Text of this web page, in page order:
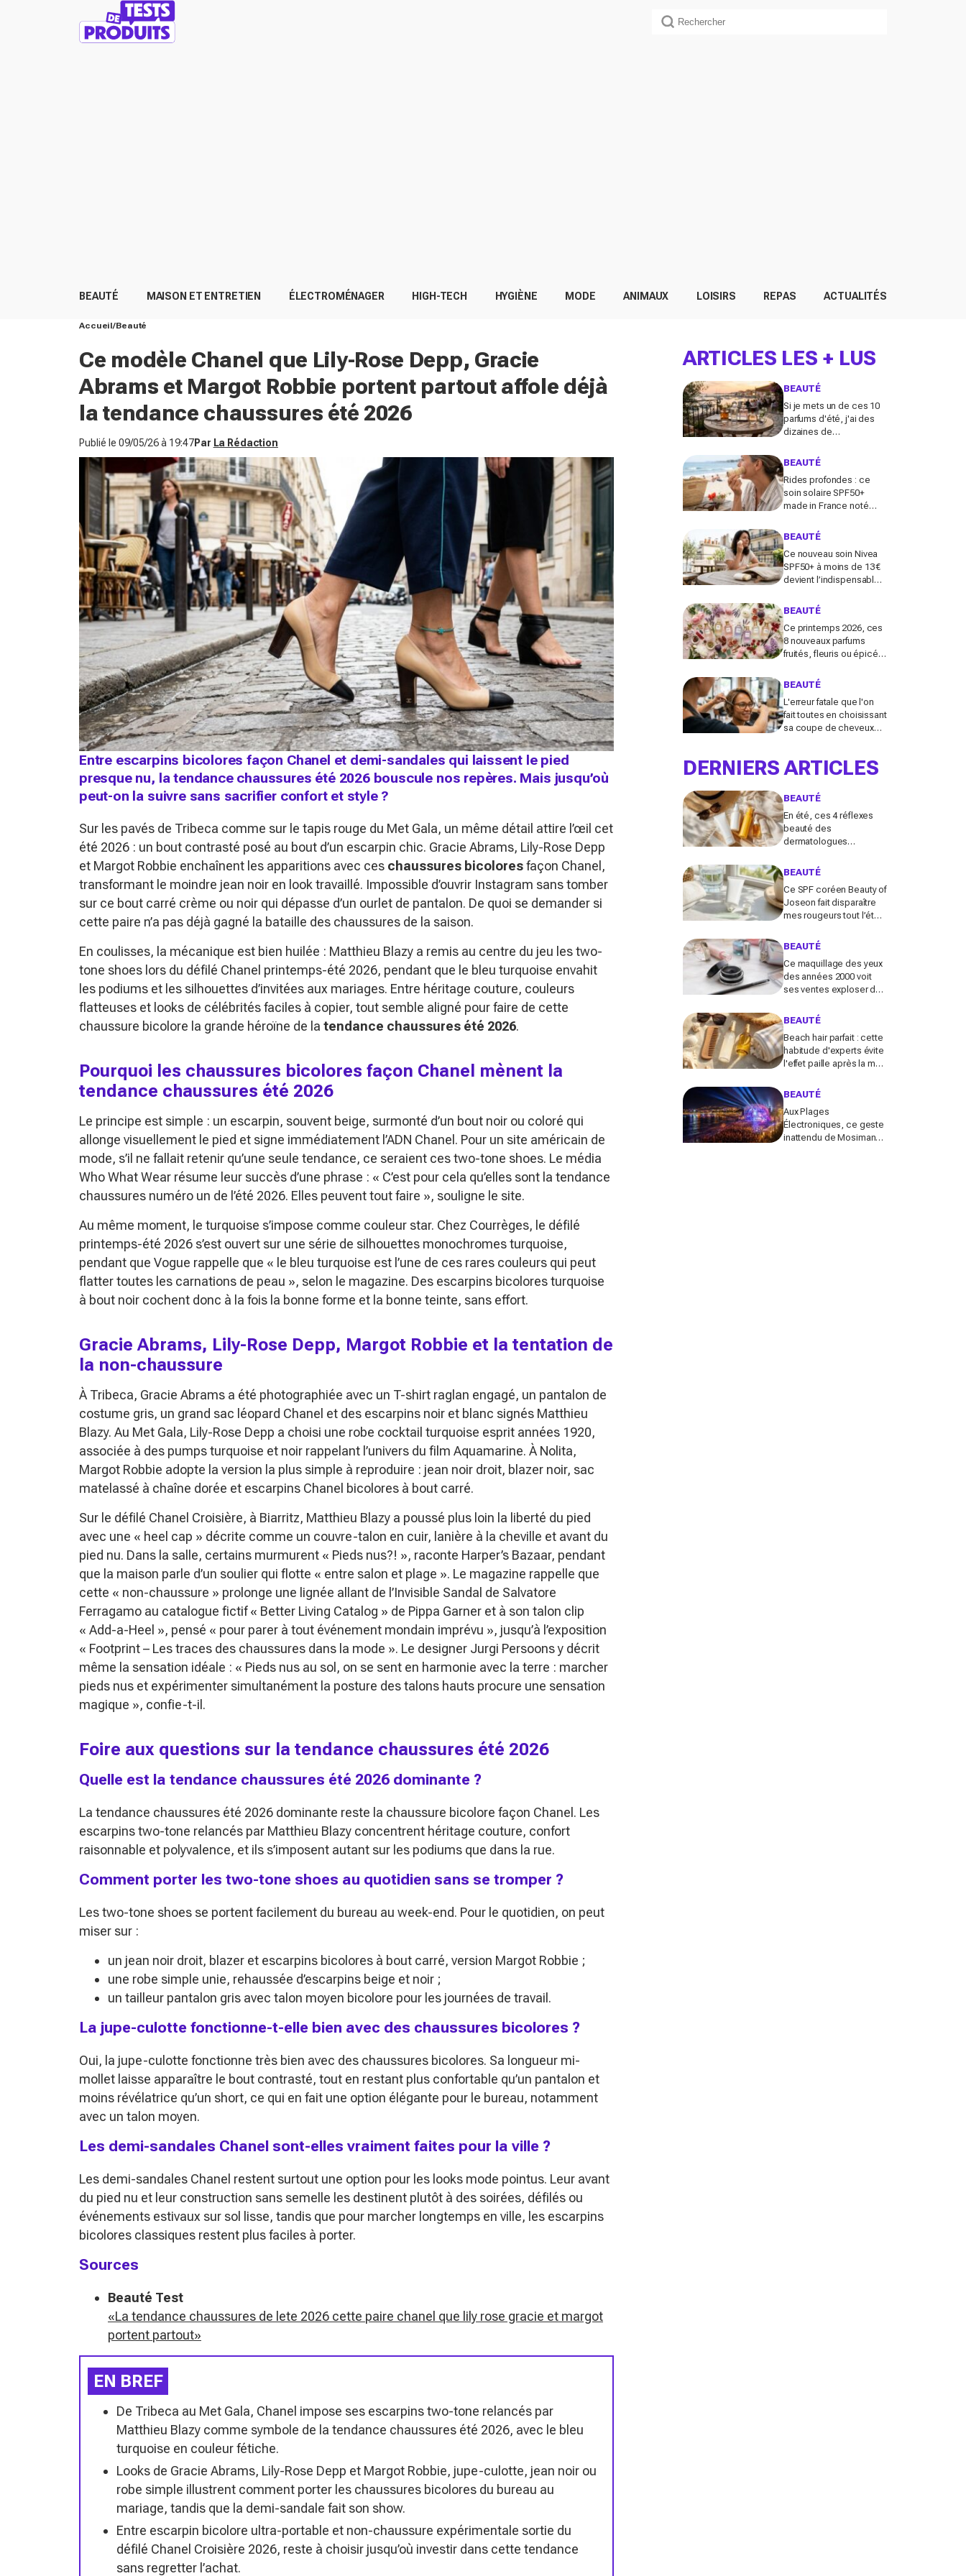
BEAUTÉ MAISON ET ENTRETIEN ÉLECTROMÉNAGER HIGH-TECH HYGIÈNE MODE ANIMAUX LOISIRS REPAS ACTUALITÉS
Accueil Beauté
Ce modèle Chanel que Lily-Rose Depp, Gracie
Abrams et Margot Robbie portent partout affole déjà
la tendance chaussures été 2026
Publié le 09/05/26 à 19:47Par La Rédaction
Entre escarpins bicolores façon Chanel et demi-sandales qui laissent le pied
presque nu, la tendance chaussures été 2026 bouscule nos repères. Mais jusqu’où
peut-on la suivre sans sacrifier confort et style ?
Sur les pavés de Tribeca comme sur le tapis rouge du Met Gala, un même détail attire l’œil cet
été 2026 : un bout contrasté posé au bout d’un escarpin chic. Gracie Abrams, Lily-Rose Depp
et Margot Robbie enchaînent les apparitions avec ces chaussures bicoloresfaçon Chanel,
transformant le moindre jean noir en look travaillé. Impossible d’ouvrir Instagram sans tomber
sur ce bout carré crème ou noir qui dépasse d’un ourlet de pantalon. De quoi se demander si
cette paire n’a pas déjà gagné la bataille des chaussures de la saison.
En coulisses, la mécanique est bien huilée : Matthieu Blazy a remis au centre du jeu les two-
tone shoes lors du défilé Chanel printemps-été 2026, pendant que le bleu turquoise envahit
les podiums et les silhouettes d’invitées aux mariages. Entre héritage couture, couleurs
flatteuses et looks de célébrités faciles à copier, tout semble aligné pour faire de cette
chaussure bicolore la grande héroïne de la tendance chaussures été 2026.
Pourquoi les chaussures bicolores façon Chanel mènent la
tendance chaussures été 2026
Le principe est simple : un escarpin, souvent beige, surmonté d’un bout noir ou coloré qui
allonge visuellement le pied et signe immédiatement l’ADN Chanel. Pour un site américain de
mode, s’il ne fallait retenir qu’une seule tendance, ce seraient ces two-tone shoes. Le média
Who What Wear résume leur succès d’une phrase : « C’est pour cela qu’elles sont la tendance
chaussures numéro un de l’été 2026. Elles peuvent tout faire », souligne le site.
Au même moment, le turquoise s’impose comme couleur star. Chez Courrèges, le défilé
printemps-été 2026 s’est ouvert sur une série de silhouettes monochromes turquoise,
pendant que Vogue rappelle que « le bleu turquoise est l’une de ces rares couleurs qui peut
flatter toutes les carnations de peau », selon le magazine. Des escarpins bicolores turquoise
à bout noir cochent donc à la fois la bonne forme et la bonne teinte, sans effort.
Gracie Abrams, Lily-Rose Depp, Margot Robbie et la tentation de
la non-chaussure
À Tribeca, Gracie Abrams a été photographiée avec un T-shirt raglan engagé, un pantalon de
costume gris, un grand sac léopard Chanel et des escarpins noir et blanc signés Matthieu
Blazy. Au Met Gala, Lily-Rose Depp a choisi une robe cocktail turquoise esprit années 1920,
associée à des pumps turquoise et noir rappelant l’univers du film Aquamarine. À Nolita,
Margot Robbie adopte la version la plus simple à reproduire : jean noir droit, blazer noir, sac
matelassé à chaîne dorée et escarpins Chanel bicolores à bout carré.
Sur le défilé Chanel Croisière, à Biarritz, Matthieu Blazy a poussé plus loin la liberté du pied
avec une « heel cap » décrite comme un couvre-talon en cuir, lanière à la cheville et avant du
pied nu. Dans la salle, certains murmurent « Pieds nus?! », raconte Harper’s Bazaar, pendant
que la maison parle d’un soulier qui flotte « entre salon et plage ». Le magazine rappelle que
cette « non-chaussure » prolonge une lignée allant de l’Invisible Sandal de Salvatore
Ferragamo au catalogue fictif« Better Living Catalog » de Pippa Garner et à son talon clip
« Add-a-Heel », pensé « pour parer à tout événement mondain imprévu », jusqu’à l’exposition
« Footprint – Les traces des chaussures dans la mode ». Le designer Jurgi Persoons y décrit
même la sensation idéale : « Pieds nus au sol, on se sent en harmonie avec la terre : marcher
pieds nus et expérimenter simultanément la posture des talons hauts procure une sensation
magique », confie-t-il.
Foire aux questions sur la tendance chaussures été 2026
Quelle est la tendance chaussures été 2026 dominante ?
La tendance chaussures été 2026 dominante reste la chaussure bicolore façon Chanel. Les
escarpins two-tone relancés par Matthieu Blazy concentrent héritage couture, confort
raisonnable et polyvalence, et ils s’imposent autant sur les podiums que dans la rue.
Comment porter les two-tone shoes au quotidien sans se tromper ?
Les two-tone shoes se portent facilement du bureau au week-end. Pour le quotidien, on peut
miser sur :
un jean noir droit, blazer et escarpins bicolores à bout carré, version Margot Robbie ;
une robe simple unie, rehaussée d’escarpins beige et noir ;
un tailleur pantalon gris avec talon moyen bicolore pour les journées de travail.
La jupe-culotte fonctionne-t-elle bien avec des chaussures bicolores ?
Oui, la jupe-culotte fonctionne très bien avec des chaussures bicolores. Sa longueur mi-
mollet laisse apparaître le bout contrasté, tout en restant plus confortable qu’un pantalon et
moins révélatrice qu’un short, ce qui en fait une option élégante pour le bureau, notamment
avec un talon moyen.
Les demi-sandales Chanel sont-elles vraiment faites pour la ville ?
Les demi-sandales Chanel restent surtout une option pour les looks mode pointus. Leur avant
du pied nu et leur construction sans semelle les destinent plutôt à des soirées, défilés ou
événements estivaux sur sol lisse, tandis que pour marcher longtemps en ville, les escarpins
bicolores classiques restent plus faciles à porter.
Sources
Beauté Test
«La tendance chaussures de lete 2026 cette paire chanel que lily rose gracie et margot
portent partout»
EN BREF
De Tribeca au Met Gala, Chanel impose ses escarpins two-tone relancés par
Matthieu Blazy comme symbole de la tendance chaussures été 2026, avec le bleu
turquoise en couleur fétiche.
Looks de Gracie Abrams, Lily-Rose Depp et Margot Robbie, jupe-culotte, jean noir ou
robe simple illustrent comment porter les chaussures bicolores du bureau au
mariage, tandis que la demi-sandale fait son show.
Entre escarpin bicolore ultra-portable et non-chaussure expérimentale sortie du
défilé Chanel Croisière 2026, reste à choisir jusqu’où investir dans cette tendance
sans regretter l’achat.
ARTICLES LES + LUS
BEAUTÉ
Si je mets un de ces 10
parfums d'été, j'ai des
dizaines de
journée
BEAUTÉ
Rides profondes : ce
soin solaire SPF50+
made in France noté
de freiner leur apparition
BEAUTÉ
Ce nouveau soin Nivea
SPF50+ à moins de 13 €
devient l’indispensable
pour éviter les dégâts du
BEAUTÉ
Ce printemps 2026, ces
8 nouveaux parfums
fruités, fleuris ou épicés
Guerlain vont booster
BEAUTÉ
L'erreur fatale que l'on
fait toutes en choisissant
sa coupe de cheveux
DERNIERS ARTICLES
BEAUTÉ
En été, ces 4 réflexes
beauté des
dermatologues
dégâts du soleil (et
les fait tous)
BEAUTÉ
Ce SPF coréen Beauty of
Joseon fait disparaître
mes rougeurs tout l’été
votre fond de teint
BEAUTÉ
Ce maquillage des yeux
des années 2000 voit
ses ventes exploser de
pourquoi tout le monde
BEAUTÉ
Beach hair parfait : cette
habitude d'experts évite
l'effet paille après la mer
font l'inverse)
BEAUTÉ
Aux Plages
Électroniques, ce geste
inattendu de Mosimann